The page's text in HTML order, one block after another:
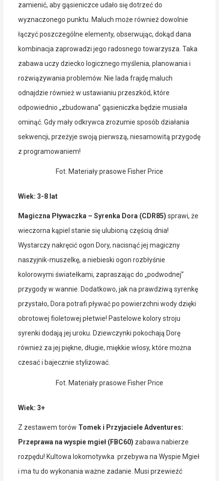
zamienić, aby gąsieniczce udało się dotrzeć do
wyznaczonego punktu. Maluch może również dowolnie
łączyć poszczególne elementy, obserwując, dokąd dana
kombinacja zaprowadzi jego radosnego towarzysza. Taka
zabawa uczy dziecko logicznego myślenia, planowania i
rozwiązywania problemów. Nie lada frajdę maluch
odnajdzie również w ustawianiu przeszkód, które
odpowiednio „zbudowana” gąsieniczka będzie musiała
ominąć. Gdy mały odkrywca zrozumie sposób działania
sekwencji, przeżyje swoją pierwszą, niesamowitą przygodę
z programowaniem!
Fot. Materiały prasowe Fisher Price
Wiek: 3-8 lat
Magiczna Pływaczka – Syrenka Dora (CDR85) sprawi, że
wieczorna kąpiel stanie się ulubioną częścią dnia!
Wystarczy nakręcić ogon Dory, nacisnąć jej magiczny
naszyjnik-muszelkę, a niebieski ogon rozbłyśnie
kolorowymi światełkami, zapraszając do „podwodnej”
przygody w wannie. Dodatkowo, jak na prawdziwą syrenkę
przystało, Dora potrafi pływać po powierzchni wody dzięki
obrotowej fioletowej płetwie! Pastelowe kolory stroju
syrenki dodają jej uroku. Dziewczynki pokochają Dorę
również za jej piękne, długie, miękkie włosy, które można
czesać i bajecznie stylizować.
Fot. Materiały prasowe Fisher Price
Wiek: 3+
Z zestawem torów Tomek i Przyjaciele Adventures:
Przeprawa na wyspie mgieł (FBC60) zabawa nabierze
rozpędu! Kultowa lokomotywka przebywa na Wyspie Mgieł
i ma tu do wykonania ważne zadanie. Musi przewieźć